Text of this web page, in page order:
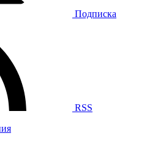
Подписка
RSS